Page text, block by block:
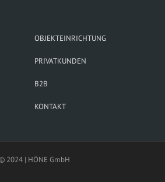
OBJEKTEINRICHTUNG
PRIVATKUNDEN
B2B
KONTAKT
2024 | HÖNE GmbH